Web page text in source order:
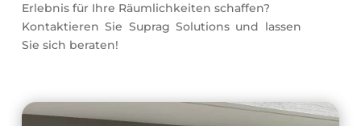
Erlebnis für Ihre Räumlichkeiten schaffen?
Kontaktieren Sie Suprag Solutions und lassen
Sie sich beraten!